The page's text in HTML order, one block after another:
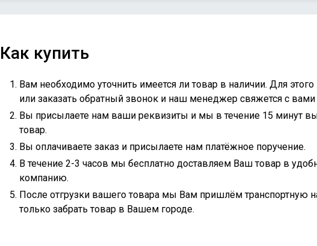
Как купить
Вам необходимо уточнить имеется ли товар в наличии. Для
или заказать обратный звонок и наш менеджер свяжется с вами
Вы присылаете нам ваши реквизиты и мы в течение 15 минут
товар.
Вы оплачиваете заказ и присылаете нам платёжное поручение.
В течение 2-3 часов мы бесплатно доставляем Ваш товар в
компанию.
После отгрузки вашего товара мы Вам пришлём транспортную
только забрать товар в Вашем городе.